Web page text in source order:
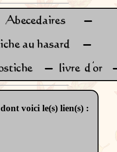
dont voici le(s) lien(s) :